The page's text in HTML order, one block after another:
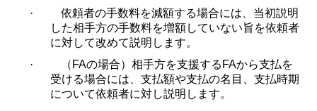
·
依頼者の手数料を減額する場合には、当初説明
した相手方の手数料を増額していない旨を依頼者
に対して改めて説明します。
·
（ FAの場合）相手方を支援する FAから支払を
受ける場合には、支払額や支払の名目、支払時期
について依頼者に対し説明します。